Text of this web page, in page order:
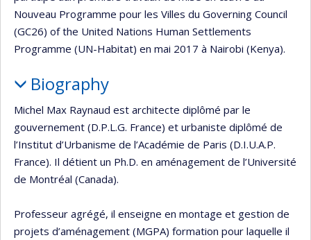
Nouveau Programme pour les Villes du Governing Council
(GC26) of the United Nations Human Settlements
Programme (UN-Habitat) en mai 2017 à Nairobi (Kenya).
Biography
Michel Max Raynaud est architecte diplômé par le
gouvernement (D.P.L.G. France) et urbaniste diplômé de
l’Institut d’Urbanisme de l’Académie de Paris (D.I.U.A.P.
France). Il détient un Ph.D. en aménagement de l’Université
de Montréal (Canada).
Professeur agrégé, il enseigne en montage et gestion de
projets d’aménagement (MGPA) formation pour laquelle il